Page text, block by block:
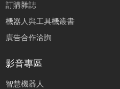
訂購雜誌
機器人與工具機叢書
廣告合作洽詢
影音專區
智慧機器人